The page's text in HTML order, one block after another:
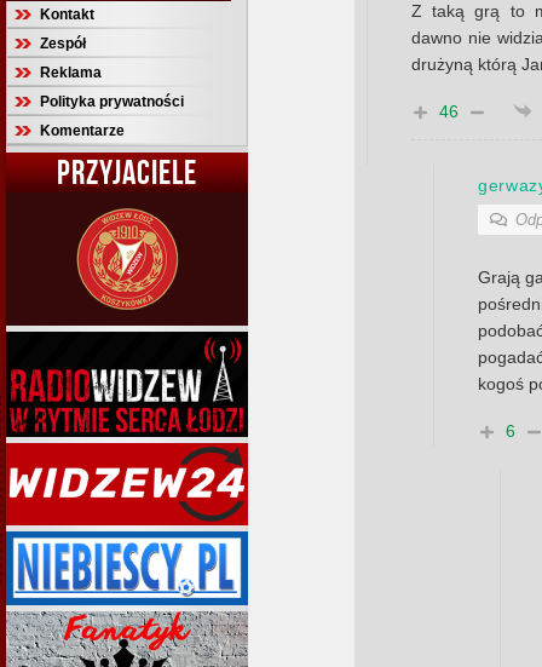
Kontakt
Zespół
Reklama
Polityka prywatności
Komentarze
PRZYJACIELE
Z taką grą to
dawno nie
drużyną którą
46
Grają
kogoś
6